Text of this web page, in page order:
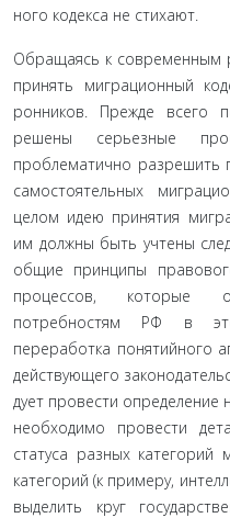
ного кодекса не стихают.
Обращаясь к современным
принять миграционный
ронников. Прежде всего
реше­ны серьезные
проблематично разрешить
самостоятельных
целом идею принятия
им должны быть учтены
общие принципы
процессов, которые
потребностям РФ в
переработка понятийного
действующего
дует провести определение
необходимо провести
статуса разных
категорий (к примеру,
выделить круг